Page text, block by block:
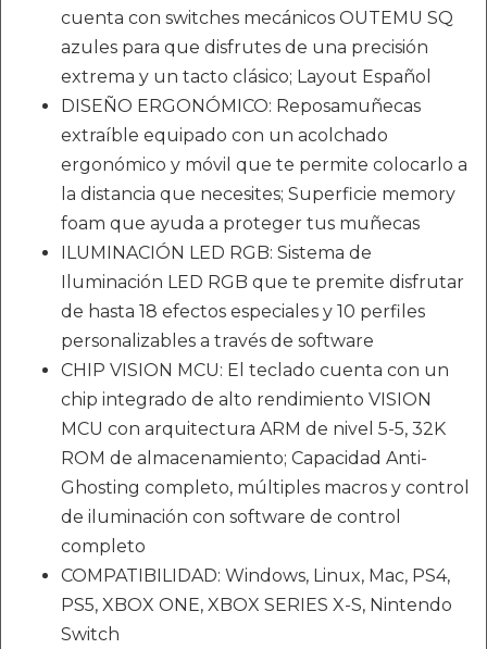
cuenta con switches mecánicos OUTEMU SQ
azules para que disfrutes de una precisión
extrema y un tacto clásico; Layout Español
DISEÑO ERGONÓMICO: Reposamuñecas
extraíble equipado con un acolchado
ergonómico y móvil que te permite colocarlo a
la distancia que necesites; Superficie memory
foam que ayuda a proteger tus muñecas
ILUMINACIÓN LED RGB: Sistema de
Iluminación LED RGB que te premite disfrutar
de hasta 18 efectos especiales y 10 perfiles
personalizables a través de software
CHIP VISION MCU: El teclado cuenta con un
chip integrado de alto rendimiento VISION
MCU con arquitectura ARM de nivel 5-5, 32K
ROM de almacenamiento; Capacidad Anti-
Ghosting completo, múltiples macros y control
de iluminación con software de control
completo
COMPATIBILIDAD: Windows, Linux, Mac, PS4,
PS5, XBOX ONE, XBOX SERIES X-S, Nintendo
Switch